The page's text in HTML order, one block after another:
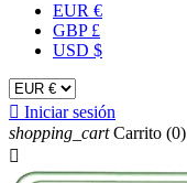
EUR €
GBP £
USD $
 Iniciar sesión
shopping_cart Carrito (0)
